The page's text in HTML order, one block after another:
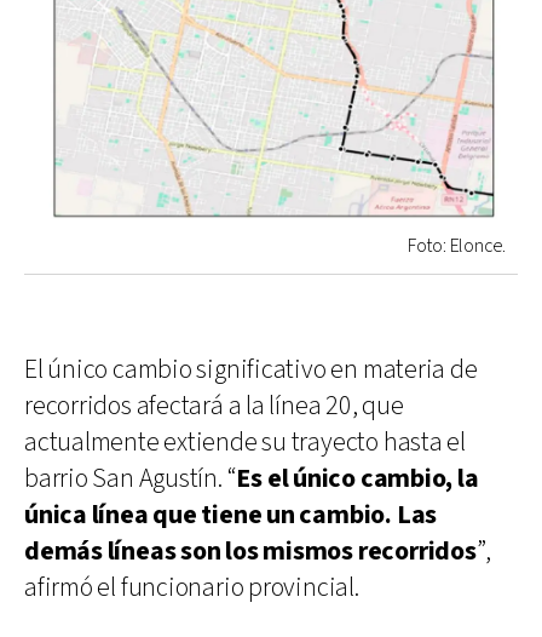
Foto: Elonce.
El único cambio significativo en materia de
recorridos afectará a la línea 20, que
actualmente extiende su trayecto hasta el
barrio San Agustín. “Es el único cambio, la
única línea que tiene un cambio. Las
demás líneas son los mismos recorridos”,
afirmó el funcionario provincial.